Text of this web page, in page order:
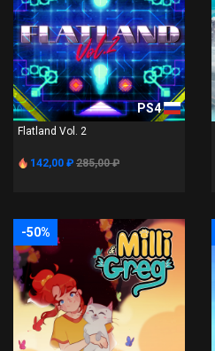
PS4
Flatland Vol. 2
142,00 ₽ 285,00 ₽
-50%